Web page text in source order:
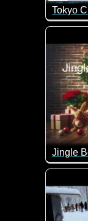
Tokyo
Hier
Jingle
Schöne